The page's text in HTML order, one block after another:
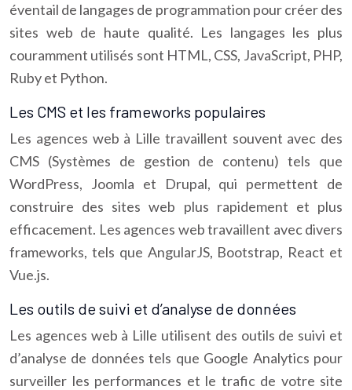
éventail de langages de programmation pour créer des
sites web de haute qualité. Les langages les plus
couramment utilisés sont HTML, CSS, JavaScript, PHP,
Ruby et Python.
Les CMS et les frameworks populaires
Les agences web à Lille travaillent souvent avec des
CMS (Systèmes de gestion de contenu) tels que
WordPress, Joomla et Drupal, qui permettent de
construire des sites web plus rapidement et plus
efficacement. Les agences web travaillent avec divers
frameworks, tels que AngularJS, Bootstrap, React et
Vue.js.
Les outils de suivi et d’analyse de données
Les agences web à Lille utilisent des outils de suivi et
d’analyse de données tels que Google Analytics pour
surveiller les performances et le trafic de votre site